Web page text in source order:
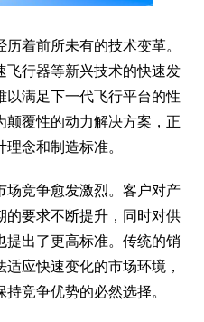
着前所未有的技术变革。
飞行器等新兴技术的快速发
以满足下一代飞行平台的性
颠覆性的动力解决方案，正
念和制造标准。
场竞争愈发激烈。客户对产
的要求不断提升，同时对供
提出了更高标准。传统的销
应快速变化的市场环境，
竞争优势的必然选择。